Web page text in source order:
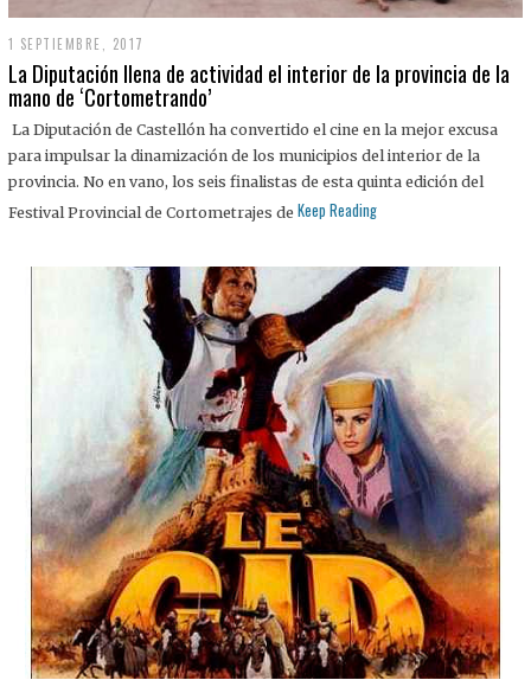
1 SEPTIEMBRE, 2017
La Diputación llena de actividad el interior de la provincia de la
mano de ‘Cortometrando’
La Diputación de Castellón ha convertido el cine en la mejor excusa
para impulsar la dinamización de los municipios del interior de la
provincia. No en vano, los seis finalistas de esta quinta edición del
Festival Provincial de Cortometrajes de Keep Reading